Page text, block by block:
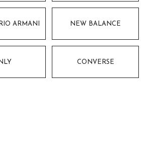
ARMANI NEW BALANCE
CONVERSE